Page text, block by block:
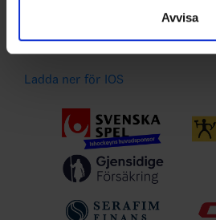
Avvisa
Ladda ner för IOS